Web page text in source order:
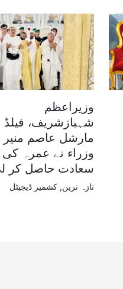
وزیراعظم
شہبازشریف، فیلڈ
مارشل عاصم منیر
وزراء نے عمرہ کی
سعادت حاصل کر
تازہ ترین ,کشمیر ڈیجیٹل